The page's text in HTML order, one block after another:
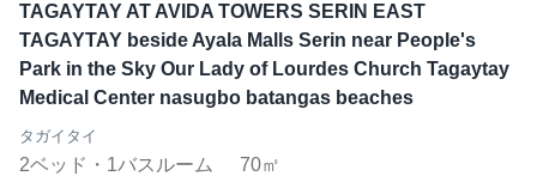
TAGAYTAY AT AVIDA TOWERS SERIN EAST
TAGAYTAY beside Ayala Malls Serin near People's
Park in the Sky Our Lady of Lourdes Church Tagaytay
Medical Center nasugbo batangas beaches
タガイタイ
2ベッド・1バスルーム 70㎡